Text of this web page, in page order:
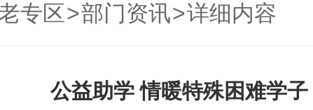
专区>部门资讯>详细内容
公益助学 情暖特殊困难学子